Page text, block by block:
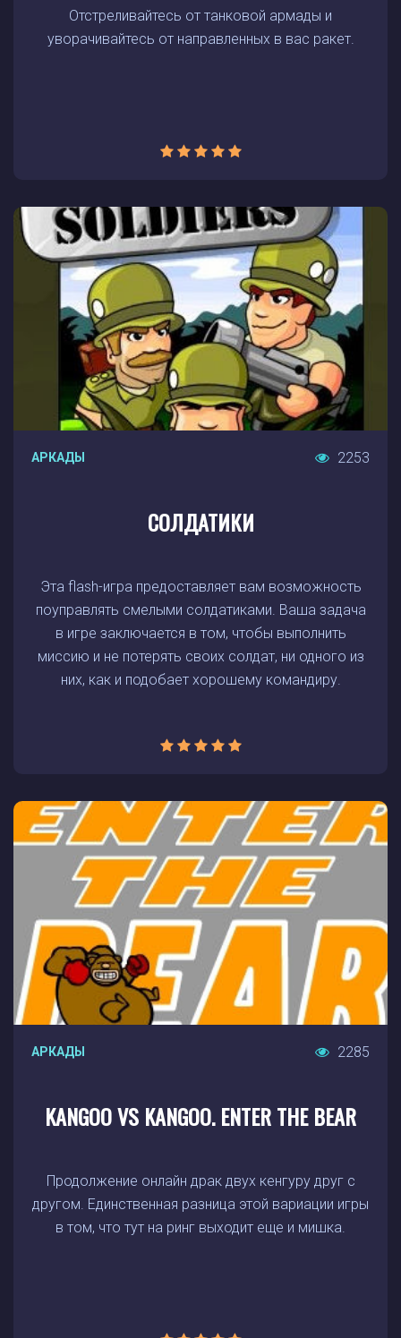
Отстреливайтесь от танковой армады и
уворачивайтесь от направленных в вас ракет.
АРКАДЫ 2253
СОЛДАТИКИ
Эта flash-игра предоставляет вам возможность
поуправлять смелыми солдатиками. Ваша задача
в игре заключается в том, чтобы выполнить
миссию и не потерять своих солдат, ни одного из
них, как и подобает хорошему командиру.
АРКАДЫ 2285
KANGOO VS KANGOO. ENTER THE BEAR
Продолжение онлайн драк двух кенгуру друг с
другом. Единственная разница этой вариации игры
в том, что тут на ринг выходит еще и мишка.